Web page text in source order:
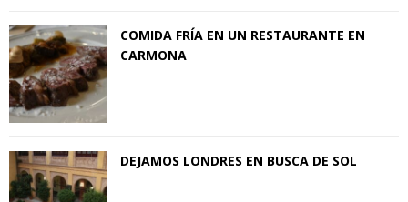
COMIDA FRÍA EN UN RESTAURANTE EN
CARMONA
DEJAMOS LONDRES EN BUSCA DE SOL